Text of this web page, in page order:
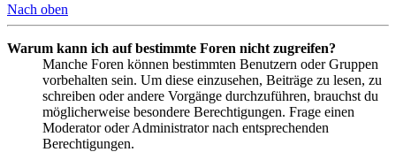
Nach oben
Warum kann ich auf bestimmte Foren nicht zugreifen?
Manche Foren können bestimmten Benutzern oder Gruppen
vorbehalten sein. Um diese einzusehen, Beiträge zu lesen, zu
schreiben oder andere Vorgänge durchzuführen, brauchst du
möglicherweise besondere Berechtigungen. Frage einen
Moderator oder Administrator nach entsprechenden
Berechtigungen.